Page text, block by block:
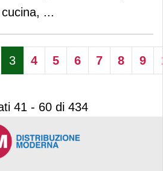
...
3 4 5 6 7 8 9
41 - 60 di 434